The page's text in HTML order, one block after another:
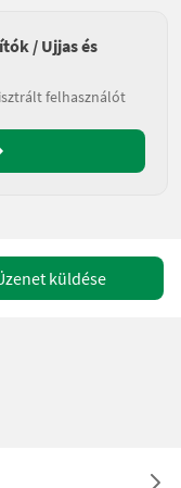
/ Ujjas és
felhasználót
küldése